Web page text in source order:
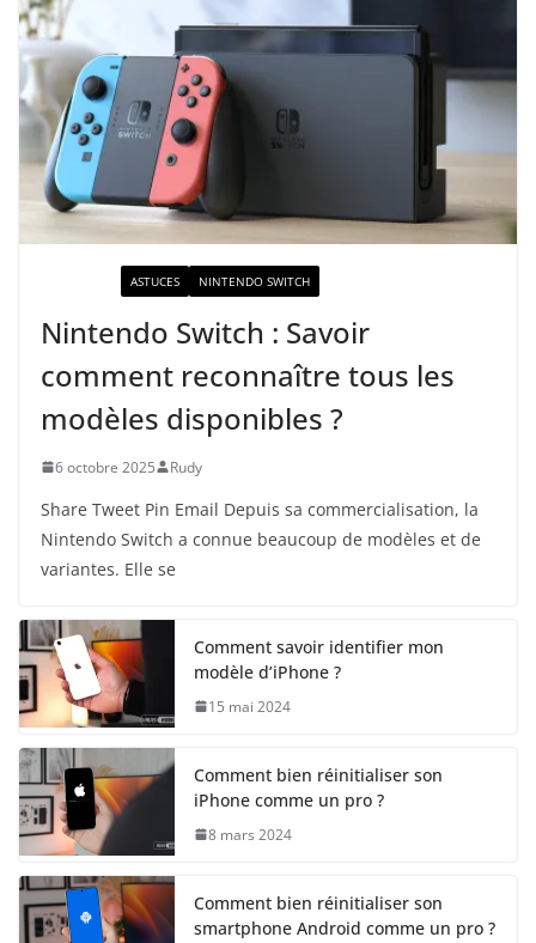
ASTUCES NINTENDO SWITCH
Nintendo Switch : Savoir
comment reconnaître tous les
modèles disponibles ?
6 octobre 2025 Rudy
Share Tweet Pin Email Depuis sa commercialisation, la
Nintendo Switch a connue beaucoup de modèles et de
variantes. Elle se
Comment savoir identifier mon
modèle d’iPhone ?
15 mai 2024
Comment bien réinitialiser son
iPhone comme un pro ?
8 mars 2024
Comment bien réinitialiser son
smartphone Android comme un pro ?